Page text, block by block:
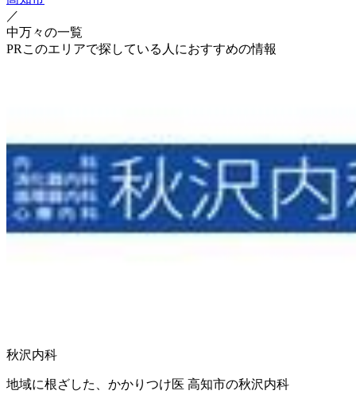
／
中万々の一覧
PR このエリアで探している人におすすめの情報
秋沢内科
地域に根ざした、かかりつけ医 高知市の秋沢内科